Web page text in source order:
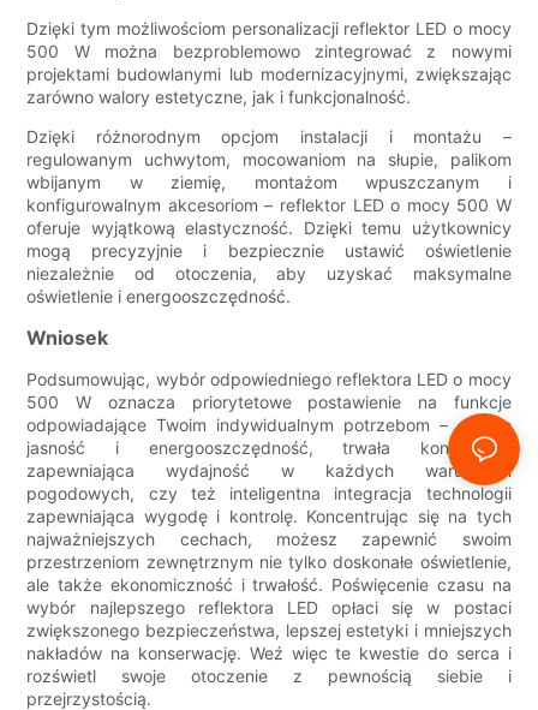
Dzięki tym możliwościom personalizacji reflektor LED o mocy
500 W można bezproblemowo zintegrować z nowymi
projektami budowlanymi lub modernizacyjnymi, zwiększając
zarówno walory estetyczne, jak i funkcjonalność.
Dzięki różnorodnym opcjom instalacji i montażu –
regulowanym uchwytom, mocowaniom na słupie, palikom
wbijanym w ziemię, montażom wpuszczanym i
konfigurowalnym akcesoriom – reflektor LED o mocy 500 W
oferuje wyjątkową elastyczność. Dzięki temu użytkownicy
mogą precyzyjnie i bezpiecznie ustawić oświetlenie
niezależnie od otoczenia, aby uzyskać maksymalne
oświetlenie i energooszczędność.
Wniosek
Podsumowując, wybór odpowiedniego reflektora LED o mocy
500 W oznacza priorytetowe postawienie na funkcje
odpowiadające Twoim indywidualnym potrzebom – czy to
jasność i energooszczędność, trwała konstrukcja
zapewniająca wydajność w każdych warunkach
pogodowych, czy też inteligentna integracja technologii
zapewniająca wygodę i kontrolę. Koncentrując się na tych
najważniejszych cechach, możesz zapewnić swoim
przestrzeniom zewnętrznym nie tylko doskonałe oświetlenie,
ale także ekonomiczność i trwałość. Poświęcenie czasu na
wybór najlepszego reflektora LED opłaci się w postaci
zwiększonego bezpieczeństwa, lepszej estetyki i mniejszych
nakładów na konserwację. Weź więc te kwestie do serca i
rozświetl swoje otoczenie z pewnością siebie i
przejrzystością.